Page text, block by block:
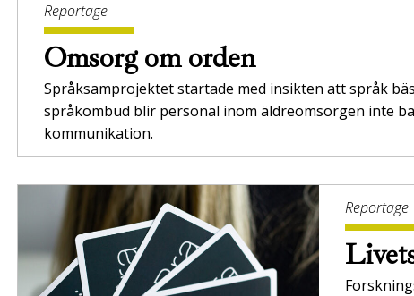
Reportage
Omsorg om orden
Språksamprojektet startade med insikten att språk
språkombud blir personal inom äldreomsorgen inte
kommunikation.
Reportage